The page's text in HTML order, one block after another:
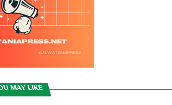
MAY LIKE